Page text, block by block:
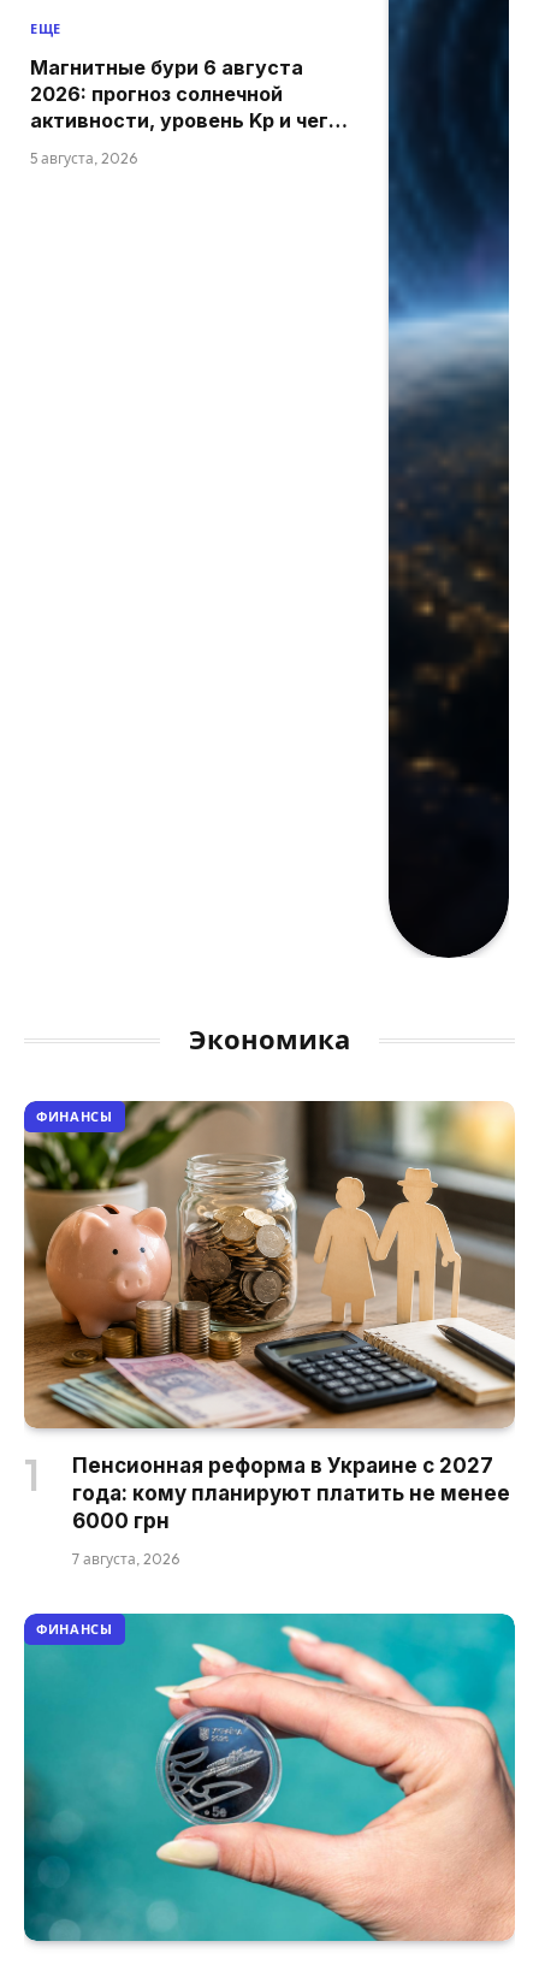
ЕЩЕ
Магнитные бури 6 августа
2026: прогноз солнечной
активности, уровень Kp и чего
5 августа, 2026
Экономика
ФИНАНСЫ
Пенсионная реформа в Украине с 2027
года: кому планируют платить не менее
6000 грн
7 августа, 2026
ФИНАНСЫ